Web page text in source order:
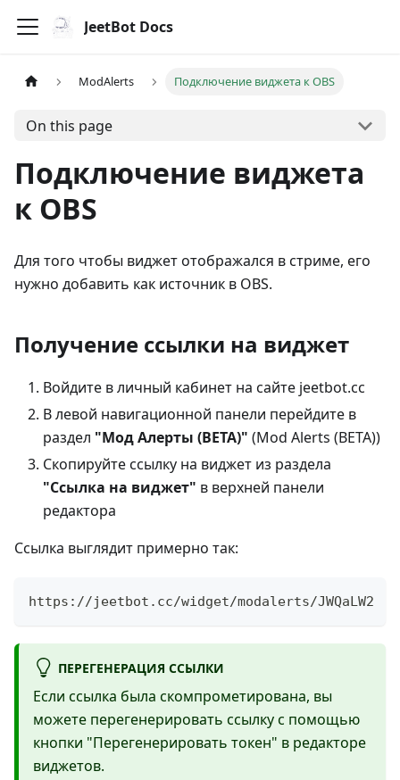
JeetBot Docs
ModAlerts Подключение виджета к OBS
On this page
Подключение виджета
к OBS
Для того чтобы виджет отображался в стриме, его
нужно добавить как источник в OBS.
Получение ссылки на виджет
Войдите в личный кабинет на сайте jeetbot.cc
В левой навигационной панели перейдите в
раздел "Мод Алерты (ВЕТА)" (Mod Alerts (BETA))
Скопируйте ссылку на виджет из раздела
"Ссылка на виджет" в верхней панели
редактора
Ссылка выглядит примерно так:
https://jeetbot.cc/widget/modalerts/JWQaLW2
ПЕРЕГЕНЕРАЦИЯ ССЫЛКИ
Если ссылка была скомпрометирована, вы
можете перегенерировать ссылку с помощью
кнопки "Перегенерировать токен" в редакторе
виджетов.